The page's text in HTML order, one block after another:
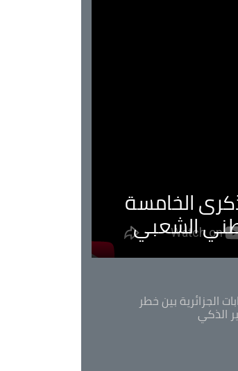
الخامسة
الشعبي
الجزائرية بين خطر
الذكي